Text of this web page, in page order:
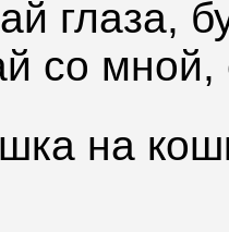
глаза,
со
на